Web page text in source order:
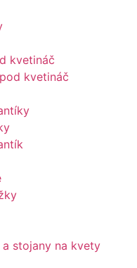
kvetináč
kvetináč
stojany na kvety